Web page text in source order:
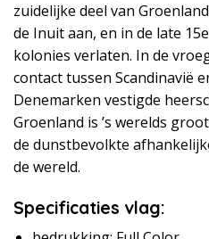
zuidelijke deel van
de Inuit aan, en in de late
kolonies verlaten. In de
contact tussen Scandinavië
Denemarken vestigde
Groenland is ’s werelds
de dunstbevolkte
de wereld.
Specificaties vlag: